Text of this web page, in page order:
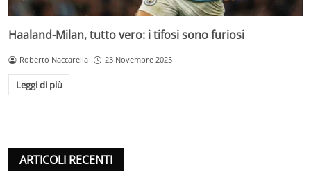
Haaland-Milan, tutto vero: i tifosi sono furiosi
Roberto Naccarella 23 Novembre 2025
Leggi di più
ARTICOLI RECENTI